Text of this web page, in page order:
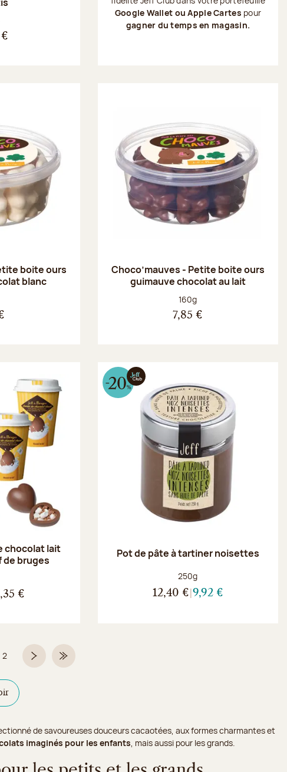
:
Google Wallet ou Apple Cartes pour
gagner du temps en magasin.
boite ours
blanc
:
Choco’mauves - Petite boite ours
guimauve chocolat au lait
Poids net :
160g
7,85 €
chocolat lait
de bruges
:
€
Pot de pâte à tartiner noisettes
Poids net :
250g
12,40 € 9,92 €
2
Page
2 Page suivanteDernière page
de savoureuses douceurs cacaotées, aux formes charmantes et
imaginés pour les enfants , mais aussi pour les grands.